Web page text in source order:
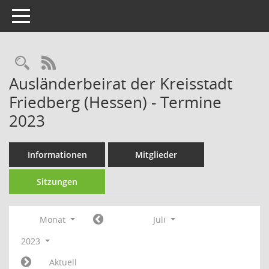
Toggle navigation
Rechercheauswahl
RSS-Feed
Ausländerbeirat der Kreisstadt
Friedberg (Hessen) - Termine
2023
Informationen Mitglieder
Sitzungen
Monat
Juli
2023
Aktuell